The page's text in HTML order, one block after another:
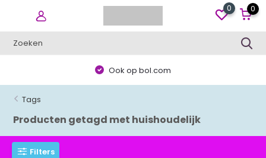
0 0
Ook op bol.com
Tags
Producten getagd met huishoudelijk
Filters